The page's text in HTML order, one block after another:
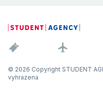
© 2026 Copyright STUDENT
vyhrazena